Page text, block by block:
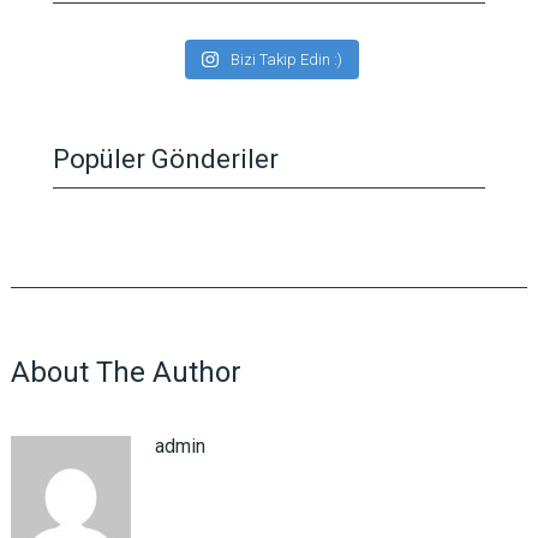
Bizi Takip Edin :)
Popüler Gönderiler
About The Author
admin